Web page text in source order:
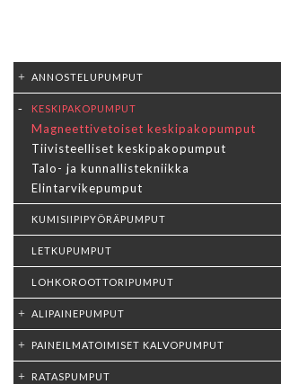
ANNOSTELUPUMPUT
KESKIPAKOPUMPUT
Magneettivetoiset keskipakopumput
Tiivisteelliset keskipakopumput
Talo- ja kunnallistekniikka
Elintarvikepumput
KUMISIIPIPYÖRÄPUMPUT
LETKUPUMPUT
LOHKOROOTTORIPUMPUT
ALIPAINEPUMPUT
PAINEILMATOIMISET KALVOPUMPUT
RATASPUMPUT